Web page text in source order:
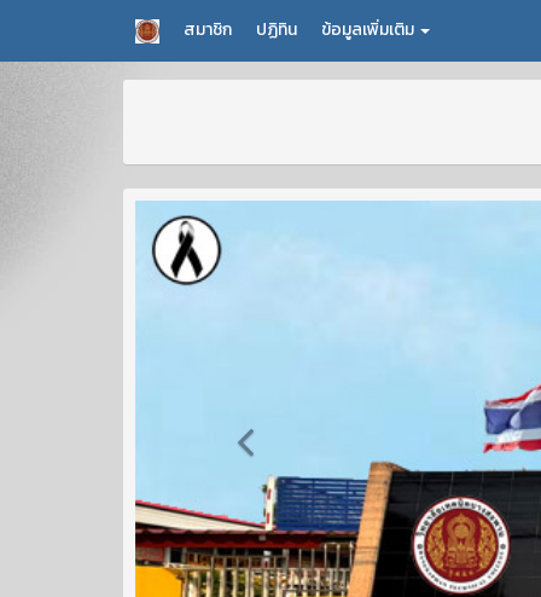
สมาชิก ปฏิทิน ข้อมูลเพิ่มเติม